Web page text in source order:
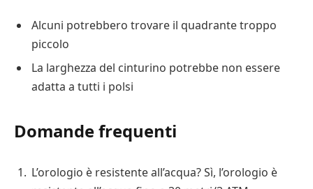
Alcuni potrebbero trovare il quadrante troppo
piccolo
La larghezza del cinturino potrebbe non essere
adatta a tutti i polsi
Domande frequenti
L’orologio è resistente all’acqua? Sì, l’orologio è